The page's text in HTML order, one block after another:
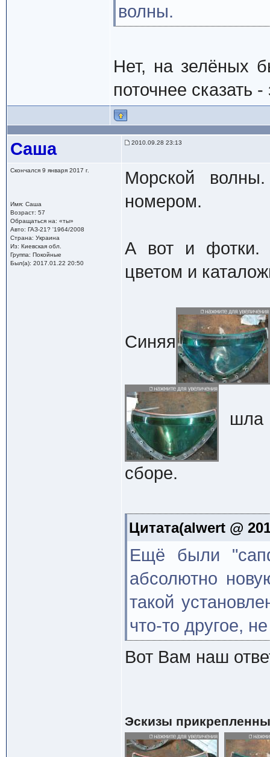
волны.
Нет, на зелёных
поточнее сказать
Саша 2010.09.28 23:13
Скончался 9 января 2017 г.
Имя: Саша
Возраст: 57
Обращаться на: «ты»
Авто: ГАЗ-21? '1964/2008
Страна: Украина
Из: Киевская обл.
Группа: Покойные
Был(а): 2017.01.22 20:50
Морской
номером.
А вот и фотки.
цветом и
Синяя
шла
сборе.
Цитата(alwert @
Ещё были
абсолютно
такой
что-то другое,
Вот Вам наш
Эскизы